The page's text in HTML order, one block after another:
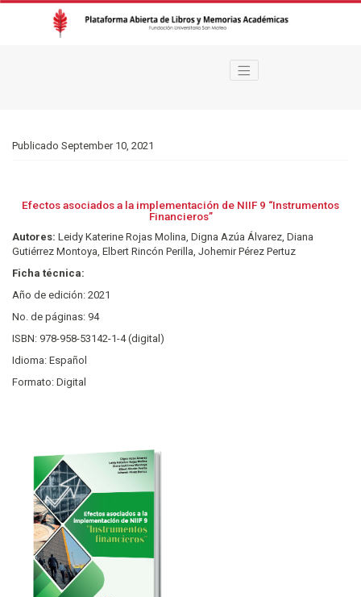
Publicado September 10, 2021
Efectos asociados a la implementación de NIIF 9 “Instrumentos
Financieros”
Autores: Leidy Katerine Rojas Molina, Digna Azúa Álvarez, Diana
Gutiérrez Montoya, Elbert Rincón Perilla, Johemir Pérez Pertuz
Ficha técnica:
Año de edición: 2021
No. de páginas: 94
ISBN: 978-958-53142-1-4 (digital)
Idioma: Español
Formato: Digital